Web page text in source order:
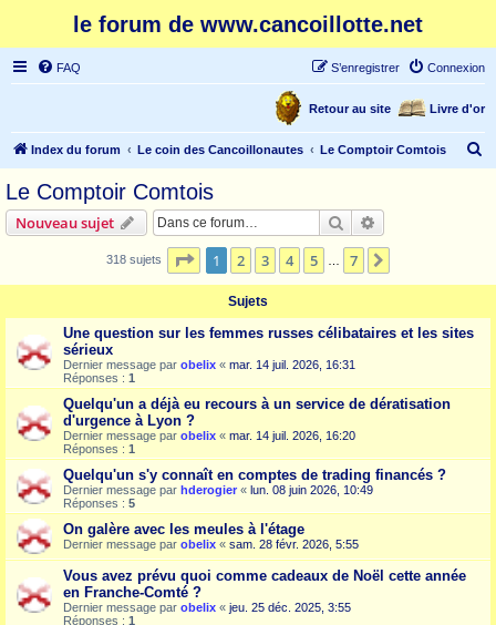
le forum de www.cancoillotte.net
FAQ Connexion
S’enregistrer
Livre d'or
Retour au site
Index du forum Le coin des Cancoillonautes Le Comptoir Comtois
r
Le Comptoir Comtois
Nouveau sujet Rechercher
318 sujets Page 1sur7
1 2 3 4 5 7
Sujets
Une question sur les femmes russes célibataires et les sites
sérieux
Dernier message par obelix « mar. 14 juil. 2026, 16:31
Réponses : 1
Quelqu'un a déjà eu recours à un service de dératisation
d'urgence à Lyon ?
Dernier message par obelix « mar. 14 juil. 2026, 16:20
Réponses : 1
Quelqu'un s'y connaît en comptes de trading financés ?
Dernier message par hderogier « lun. 08 juin 2026, 10:49
Réponses : 5
On galère avec les meules à l'étage
Dernier message par obelix « sam. 28 févr. 2026, 5:55
Vous avez prévu quoi comme cadeaux de Noël cette année
en Franche-Comté ?
Dernier message par obelix « jeu. 25 déc. 2025, 3:55
Réponses : 1